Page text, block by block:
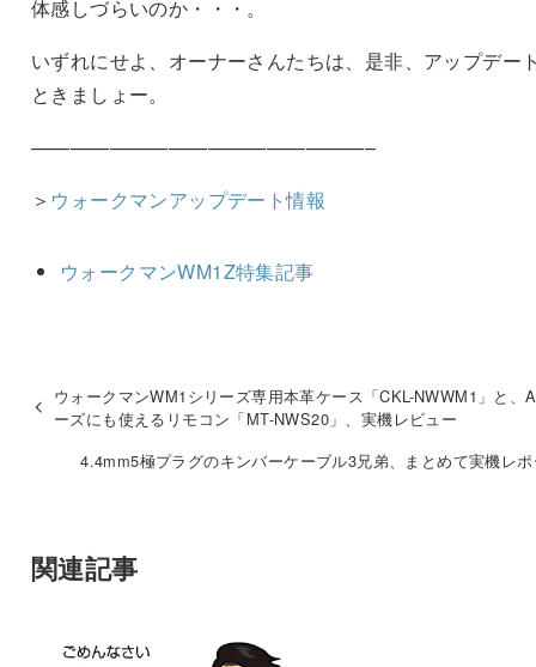
体感しづらいのか・・・。
いずれにせよ、オーナーさんたちは、是非、アップデー
ときましょー。
—————————————————–
＞ ウォークマンアップデート情報
ウォークマンWM1Z特集記事
ウォークマンWM1シリーズ専用本革ケース「CKL-NWWM1」と、
ーズにも使えるリモコン「MT-NWS20」、実機レビュー
4.4mm5極プラグのキンバーケーブル3兄弟、まとめて実機レ
関連記事